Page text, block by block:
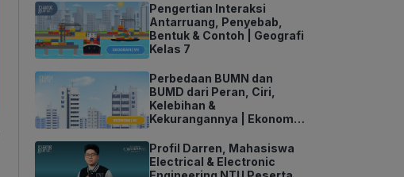
Pengertian Interaksi
Antarruang, Penyebab,
Bentuk & Contoh | Geografi
Kelas 7
Perbedaan BUMN dan
BUMD dari Peran, Ciri,
Kelebihan &
Kekurangannya | Ekonomi
Profil Darren, Mahasiswa
Electrical & Electronic